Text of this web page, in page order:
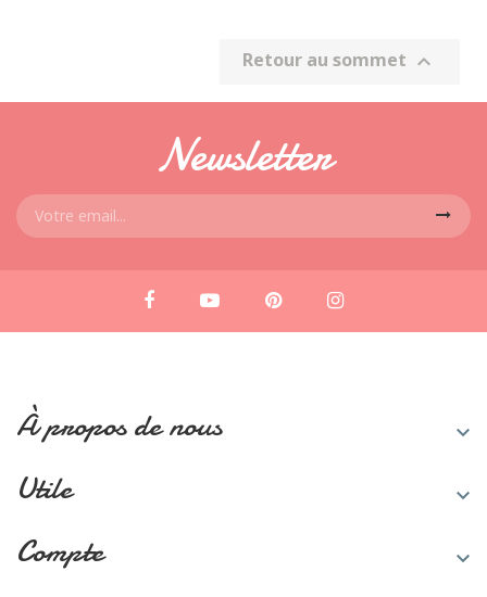
Retour au sommet 
Newsletter
À propos de nous 
Utile 
Compte 